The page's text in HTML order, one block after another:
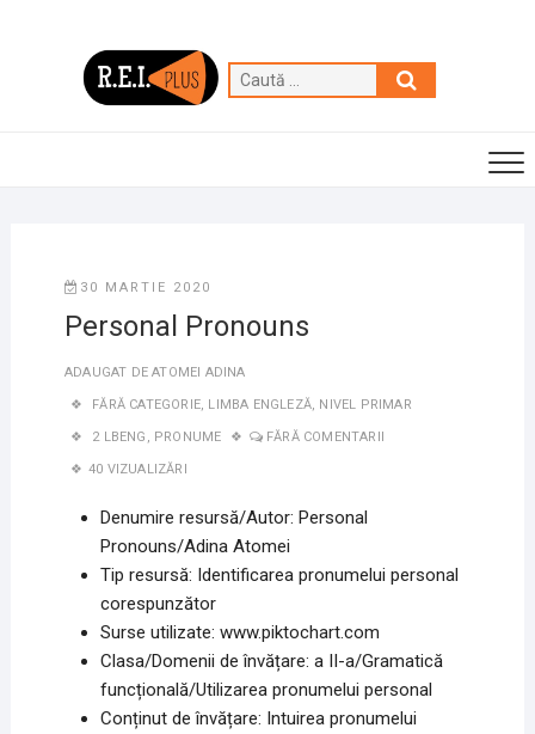
Caută
…
30 MARTIE 2020
Personal Pronouns
ADAUGAT DEATOMEI ADINA
FĂRĂ CATEGORIE, LIMBA ENGLEZĂ, NIVEL PRIMAR
2 LBENG , PRONUME FĂRĂ COMENTARII
40 VIZUALIZĂRI
Denumire resursă/Autor: Personal
Pronouns/Adina Atomei
Tip resursă: Identificarea pronumelui personal
corespunzător
Surse utilizate: www.piktochart.com
Clasa/Domenii de învățare: a II-a/Gramatică
funcțională/Utilizarea pronumelui personal
Conținut de învățare: Intuirea pronumelui